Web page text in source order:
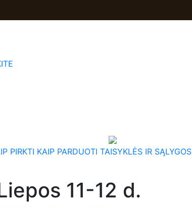
PIRKTI KAIP PARDUOTI TAISYKLĖS IR SĄLYGOS
11-12 d.